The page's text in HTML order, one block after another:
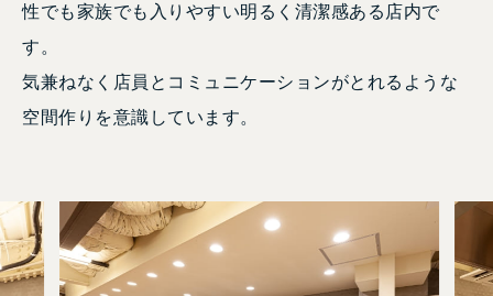
性でも家族でも入りやすい明るく清潔感ある店内で
す。
気兼ねなく店員とコミュニケーションがとれるような
空間作りを意識しています。